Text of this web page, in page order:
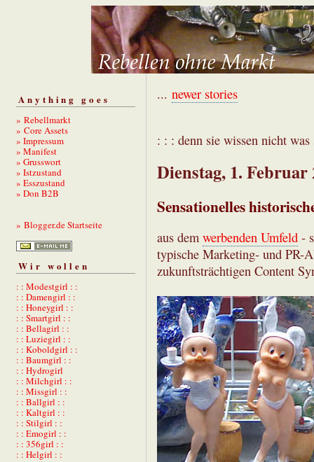
Anything goes
» Rebellmarkt
» Core Assets
» Impressum
» Manifest
» Grusswort
» Istzustand
» Esszustand
» Don B2B
» Blogger.de Startseite
Wir wollen
: : Modestgirl : :
: : Damengirl : :
: : Honeygirl : :
: : Smartgirl : :
: : Bellagirl : :
: : Luziegirl : :
: : Koboldgirl : :
: : Baumgirl : :
: : Hydrogirl
: : Milchgirl : :
: : Missgirl : :
: : Ballgirl : :
: : Kaltgirl : :
: : Stilgirl : :
: : Emogirl : :
: : 356girl : :
: : Helgirl : :
... newer stories
: : : denn sie wissen nicht
Dienstag, 1. Februar
Sensationelles
aus dem werbenden Umfeld -
typische Marketing- und PR-
zukunftsträchtigen Content